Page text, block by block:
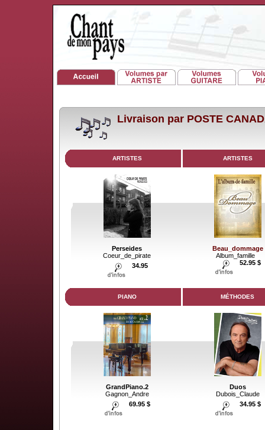
Livraison par POSTE
ARTISTES ARTISTES
Perseides
Coeur_de_pirate
34.95
Beau_dommage
Album_famille
52.95 $
PIANO MÉTHODES
GrandPiano.2
Gagnon_Andre
69.95 $
Duos
Dubois_Claude
34.95 $